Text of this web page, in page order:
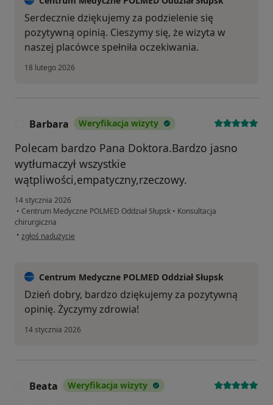
Serdecznie dziękujemy za podzielenie się
pozytywną opinią. Cieszymy się, że wizyta w
naszej placówce spełniła oczekiwania.
18 lutego 2026
Barbara Weryfikacja wizyty
Polecam bardzo Pana Doktora.Bardzo jasno
wytłumaczył wszystkie
wątpliwości,empatyczny,rzeczowy.
14 stycznia 2026
• Centrum Medyczne POLMED Oddział Słupsk • Konsultacja
chirurgiczna
• w opinii użytkownika Barbara
zgłoś nadużycie
Centrum Medyczne POLMED Oddział Słupsk
Dzień dobry, bardzo dziękujemy za pozytywną
opinię. Życzymy zdrowia!
14 stycznia 2026
Beata Weryfikacja wizyty